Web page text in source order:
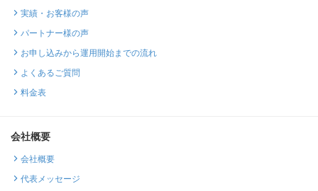
実績・お客様の声
パートナー様の声
お申し込みから運用開始までの流れ
よくあるご質問
料金表
会社概要
会社概要
代表メッセージ